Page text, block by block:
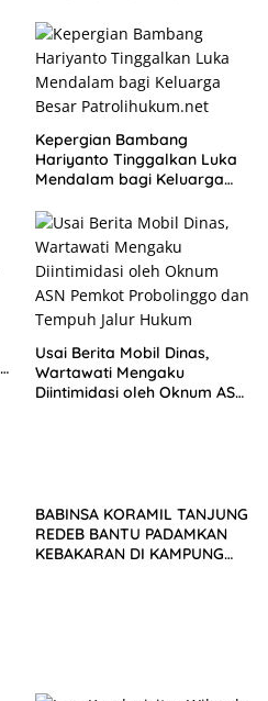
KELUARGA KORBAN
MENGAMUK DI PN MALANG
Kepergian Bambang
Hariyanto Tinggalkan Luka
Mendalam bagi Keluarga
Usai Berita Mobil Dinas,
Wartawati Mengaku
Diintimidasi oleh Oknum ASN
BABINSA KORAMIL TANJUNG
REDEB BANTU PADAMKAN
KEBAKARAN DI KAMPUNG